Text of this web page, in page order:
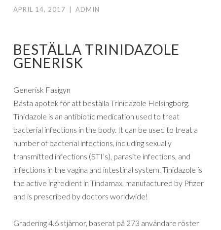
APRIL 14, 2017 ADMIN
BESTÄLLA TRINIDAZOLE
GENERISK
Generisk Fasigyn
Bästa apotek för att beställa Trinidazole Helsingborg.
Tinidazole is an antibiotic medication used to treat
bacterial infections in the body. It can be used to treat a
number of bacterial infections, including sexually
transmitted infections (STI’s), parasite infections, and
infections in the vagina and intestinal system. Tinidazole is
the active ingredient in Tindamax, manufactured by Pfizer
and is prescribed by doctors worldwide!
Gradering4.6 stjärnor, baserat på 273 användare röster